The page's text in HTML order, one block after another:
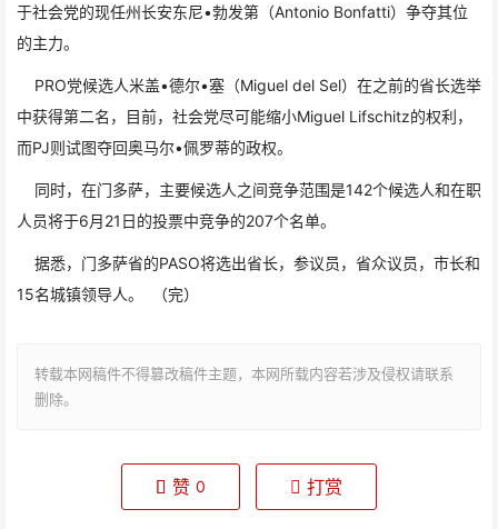
于社会党的现任州长安东尼•勃发第（Antonio Bonfatti）争夺其位
的主力。
PRO党候选人米盖•德尔•塞（Miguel del Sel）在之前的省长选举
中获得第二名，目前，社会党尽可能缩小Miguel Lifschitz的权利，
而PJ则试图夺回奥马尔•佩罗蒂的政权。
同时，在门多萨，主要候选人之间竞争范围是142个候选人和在职
人员将于6月21日的投票中竞争的207个名单。
据悉，门多萨省的PASO将选出省长，参议员，省众议员，市长和
15名城镇领导人。 （完）
转载本网稿件不得篡改稿件主题，本网所载内容若涉及侵权请联系
删除。
赞 0 打赏